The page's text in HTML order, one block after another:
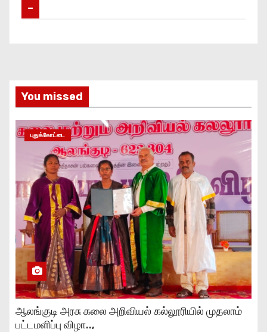
–
You missed
புதுக்கோட்டை
ஆலங்குடி அரசு கலை அறிவியல் கல்லூரியில் முதலாம்
பட்டமளிப்பு விழா..,